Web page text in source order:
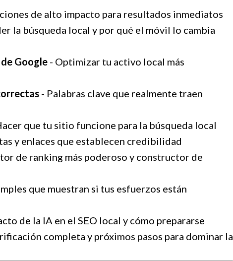
de alto impacto para resultados inmediatos
la búsqueda local y por qué el móvil lo cambia
Google - Optimizar tu activo local más
- Palabras clave que realmente traen
que tu sitio funcione para la búsqueda local
y enlaces que establecen credibilidad
de ranking más poderoso y constructor de
que muestran si tus esfuerzos están
de la IA en el SEO local y cómo prepararse
completa y próximos pasos para dominar la